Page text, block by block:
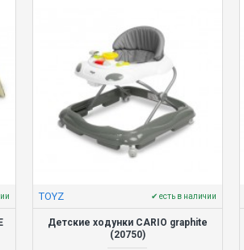
TOYZ ✔ есть в наличии
Детские ходунки CARIO graphite
(20750)